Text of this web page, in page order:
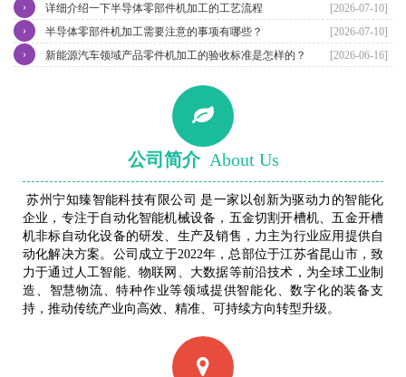
[2026-07-10]
详细介绍一下半导体零部件机加工的工艺流程
›
[2026-07-10]
半导体零部件机加工需要注意的事项有哪些？
›
[2026-06-16]
新能源汽车领域产品零件机加工的验收标准是怎样的？
›
公司简介 About Us
苏州宁知臻智能科技有限公司 是一家以创新为驱动力的智能化
企业，专注于自动化智能机械设备，五金切割开槽机、五金开槽
机非标自动化设备的研发、生产及销售，力主为行业应用提供自
动化解决方案。公司成立于2022年，总部位于江苏省昆山市，致
力于通过人工智能、物联网、大数据等前沿技术，为全球工业制
造、智慧物流、特种作业等领域提供智能化、数字化的装备支
持，推动传统产业向高效、精准、可持续方向转型升级。